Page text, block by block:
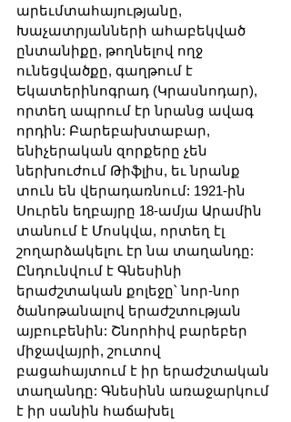
արեւմտահայությանը,
Խաչատրյանների ահաբեկված
ընտանիքը, թողնելով ողջ
ունեցվածքը, գաղթում է
Եկատերինոգրադ (Կրասնոդար),
որտեղ ապրում էր նրանց ավագ
որդին: Բարեբախտաբար,
ենիչերական զորքերը չեն
ներխուժում Թիֆլիս, եւ նրանք
տուն են վերադառնում: 1921-ին
Սուրեն եղբայրը 18-ամյա Արամին
տանում է Մոսկվա, որտեղ էլ
շողարձակելու էր նա տաղանդը:
Ընդունվում է Գնեսինի
երաժշտական քոլեջը՝ նոր-նոր
ծանոթանալով երաժշտության
այբուբենին: Շնորհիվ բարեբեր
միջավայրի, շուտով
բացահայտում է իր երաժշտական
տաղանդը: Գնեսինն առաջարկում
է իր սանին հաճախել